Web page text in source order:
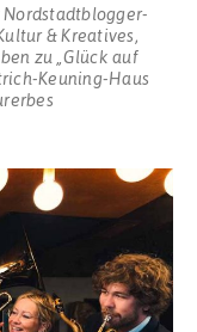
Nordstadtblogger-
& Kreatives,
zu „Glück auf
Keuning-Haus